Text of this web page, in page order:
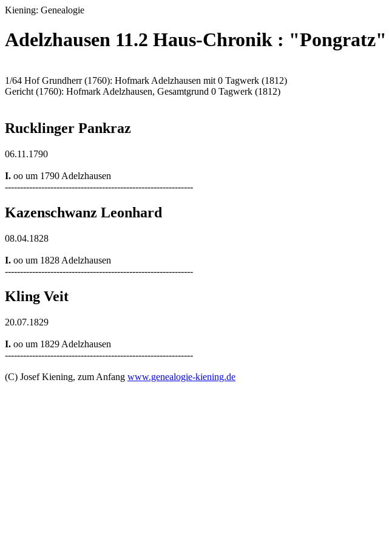
Kiening: Genealogie
Adelzhausen 11.2 Haus-Chronik : "Pongratz"
1/64 Hof Grundherr (1760): Hofmark Adelzhausen mit 0 Tagwerk (1812)
Gericht (1760): Hofmark Adelzhausen, Gesamtgrund 0 Tagwerk (1812)
Rucklinger Pankraz
06.11.1790
I. oo um 1790 Adelzhausen
--------------------------------------------------------------
Kazenschwanz Leonhard
08.04.1828
I. oo um 1828 Adelzhausen
--------------------------------------------------------------
Kling Veit
20.07.1829
I. oo um 1829 Adelzhausen
--------------------------------------------------------------
(C) Josef Kiening, zum Anfang www.genealogie-kiening.de